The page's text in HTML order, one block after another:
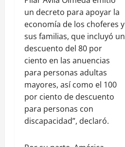
un decreto para apoyar la
economía de los choferes y
sus familias, que incluyó un
descuento del 80 por
ciento en las anuencias
para personas adultas
mayores, así como el 100
por ciento de descuento
para personas con
discapacidad”, declaró.